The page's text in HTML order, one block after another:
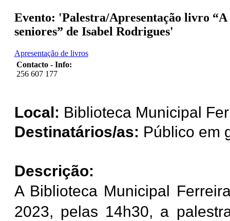
Evento: 'Palestra/Apresentação livro
seniores” de Isabel Rodrigues'
Apresentação de livros
Contacto - Info:
256 607 177
Local: Biblioteca Municipal
Destinatários/as: Público em
Descrição:
A Biblioteca Municipal
2023, pelas 14h30, a